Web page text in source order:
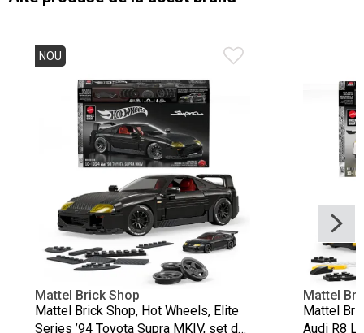
NOU
Mattel Brick Shop
Mattel Brick Shop, Hot Wheels, Elite
Series ’94 Toyota Supra MKIV, set de
Mattel
Mattel
Audi R8